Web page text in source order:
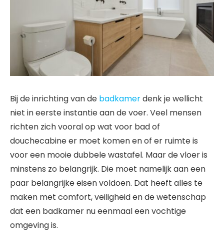
Bij de inrichting van de badkamerdenk je wellicht
niet in eerste instantie aan de voer. Veel mensen
richten zich vooral op wat voor bad of
douchecabine er moet komen en of er ruimte is
voor een mooie dubbele wastafel. Maar de vloer is
minstens zo belangrijk. Die moet namelijk aan een
paar belangrijke eisen voldoen. Dat heeft alles te
maken met comfort, veiligheid en de wetenschap
dat een badkamer nu eenmaal een vochtige
omgeving is.